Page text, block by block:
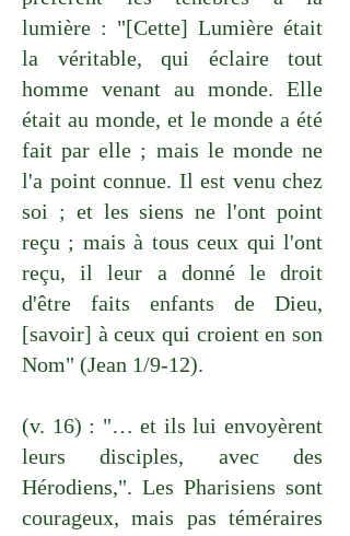
lumière : "[Cette] Lumière était
la véritable, qui éclaire tout
homme venant au monde. Elle
était au monde, et le monde a été
fait par elle ; mais le monde ne
l'a point connue. Il est venu chez
soi ; et les siens ne l'ont point
reçu ; mais à tous ceux qui l'ont
reçu, il leur a donné le droit
d'être faits enfants de Dieu,
[savoir] à ceux qui croient en son
Nom" (Jean 1/9-12).
(v. 16) : "… et ils lui envoyèrent
leurs disciples, avec des
Hérodiens,". Les Pharisiens sont
courageux, mais pas téméraires